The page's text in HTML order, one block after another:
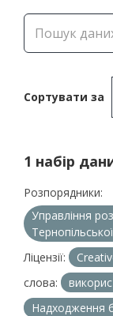
Сортувати за
1 набір
Розпорядники:
Управління
Ліцензії:
слова:
Надходження